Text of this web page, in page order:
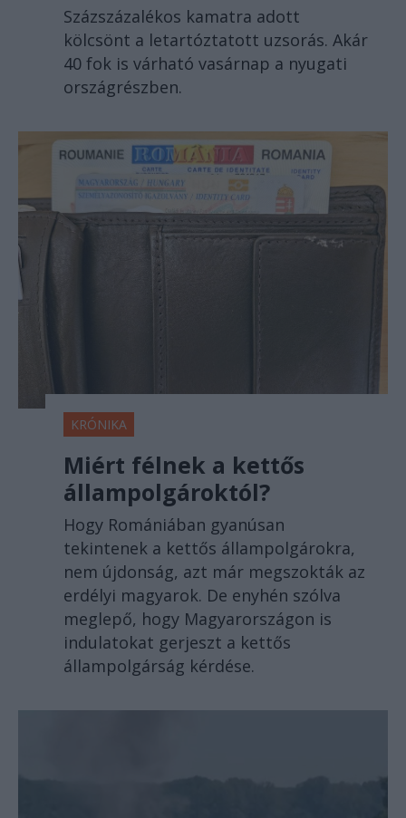
Százszázalékos kamatra adott
kölcsönt a letartóztatott uzsorás. Akár
40 fok is várható vasárnap a nyugati
országrészben.
KRÓNIKA
Miért félnek a kettős
állampolgároktól?
Hogy Romániában gyanúsan
tekintenek a kettős állampolgárokra,
nem újdonság, azt már megszokták az
erdélyi magyarok. De enyhén szólva
meglepő, hogy Magyarországon is
indulatokat gerjeszt a kettős
állampolgárság kérdése.